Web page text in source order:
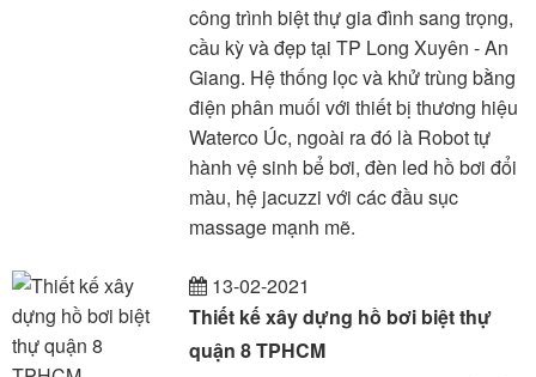
công trình biệt thự gia đình sang trọng,
cầu kỳ và đẹp tại TP Long Xuyên - An
Giang. Hệ thống lọc và khử trùng bằng
điện phân muối với thiết bị thương hiệu
Waterco Úc, ngoài ra đó là Robot tự
hành vệ sinh bể bơi, đèn led hồ bơi đổi
màu, hệ jacuzzi với các đầu sục
massage mạnh mẽ.
13-02-2021
Thiết kế xây dựng hồ bơi biệt thự
quận 8 TPHCM